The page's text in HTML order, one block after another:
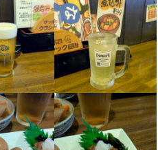
快適です。地下鉄・南郷7丁目
ストレスを感じることはありま
2日、1日3時間から勤務可能で
出するため、自分のライフスタ